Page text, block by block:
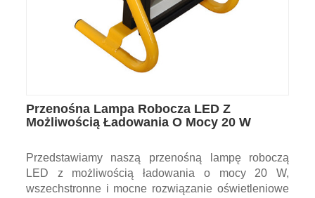
Przenośna Lampa Robocza LED Z
Możliwością Ładowania O Mocy 20 W
Przedstawiamy naszą przenośną lampę roboczą
LED z możliwością ładowania o mocy 20 W,
wszechstronne i mocne rozwiązanie oświetleniowe